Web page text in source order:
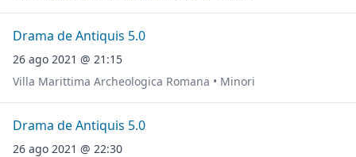
Drama de Antiquis 5.0
26 ago 2021 @ 21:15
Villa Marittima Archeologica Romana • Minori
Drama de Antiquis 5.0
26 ago 2021 @ 22:30